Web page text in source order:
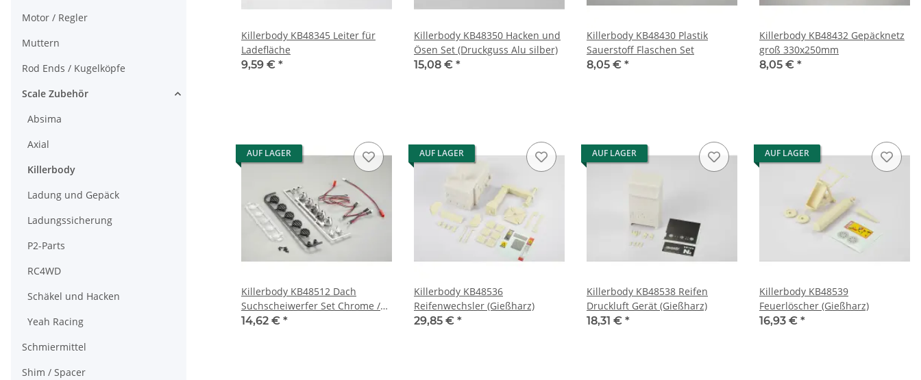
Killerbody KB48345 Leiter für
Ladefläche
9,59 € *
Killerbody KB48350 Hacken und
Ösen Set (Druckguss Alu silber)
15,08 € *
Killerbody KB48430 Plastik
Sauerstoff Flaschen Set
8,05 € *
Killerbody KB48432 Gepäcknetz
groß 330x250mm
8,05 € *
AUF LAGER
Killerbody KB48512 Dach
Suchscheiwerfer Set Chrome /
Schwarz inkl. LED
14,62 € *
AUF LAGER
Killerbody KB48536
Reifenwechsler (Gießharz)
29,85 € *
AUF LAGER
Killerbody KB48538 Reifen
Druckluft Gerät (Gießharz)
18,31 € *
AUF LAGER
Killerbody KB48539
Feuerlöscher (Gießharz)
16,93 € *
Motor / Regler
Muttern
Rod Ends / Kugelköpfe
Scale Zubehör
Absima
Axial
Killerbody
Ladung und Gepäck
Ladungssicherung
P2-Parts
RC4WD
Schäkel und Hacken
Yeah Racing
Schmiermittel
Shim / Spacer